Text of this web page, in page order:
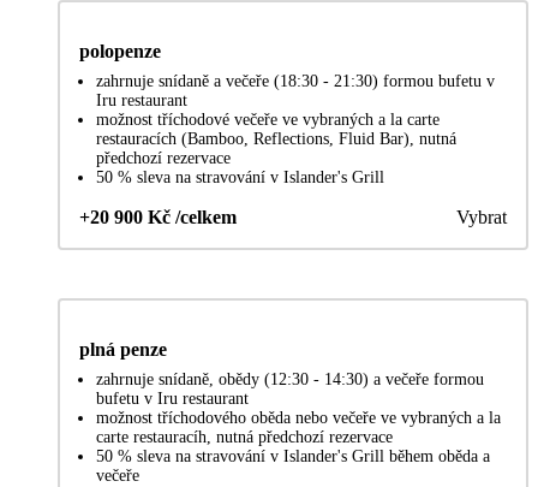
polopenze
zahrnuje snídaně a večeře (18:30 - 21:30) formou bufetu v
Iru restaurant
možnost tříchodové večeře ve vybraných a la carte
restauracích (Bamboo, Reflections, Fluid Bar), nutná
předchozí rezervace
50 % sleva na stravování v Islander's Grill
+20 900 Kč /celkem Vybrat
plná penze
zahrnuje snídaně, obědy (12:30 - 14:30) a večeře formou
bufetu v Iru restaurant
možnost tříchodového oběda nebo večeře ve vybraných a la
carte restauracíh, nutná předchozí rezervace
50 % sleva na stravování v Islander's Grill během oběda a
večeře